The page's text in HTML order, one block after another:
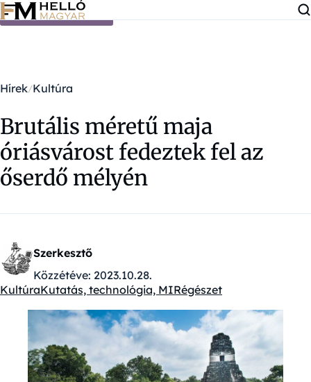
Ugrás a tartalomra
Hírek Kultúra
Brutális méretű maja
óriásvárost fedeztek fel az
őserdő mélyén
Szerkesztő
Közzétéve: 2023.10.28.
Kategóriák:
KultúraKutatás, technológia, MIRégészet